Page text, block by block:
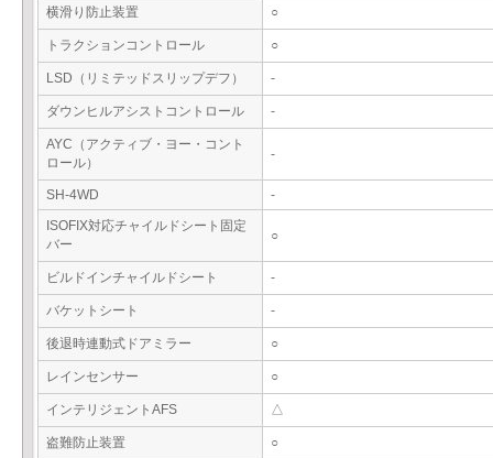
横滑り防止装置 ○
トラクションコントロール ○
LSD（リミテッドスリップデフ） -
ダウンヒルアシストコントロール -
AYC（アクティブ・ヨー・コント
ロール）
-
SH-4WD
-
ISOFIX対応チャイルドシート固定
バー
○
ビルドインチャイルドシート -
バケットシート -
後退時連動式ドアミラー ○
レインセンサー ○
インテリジェントAFS △
盗難防止装置 ○